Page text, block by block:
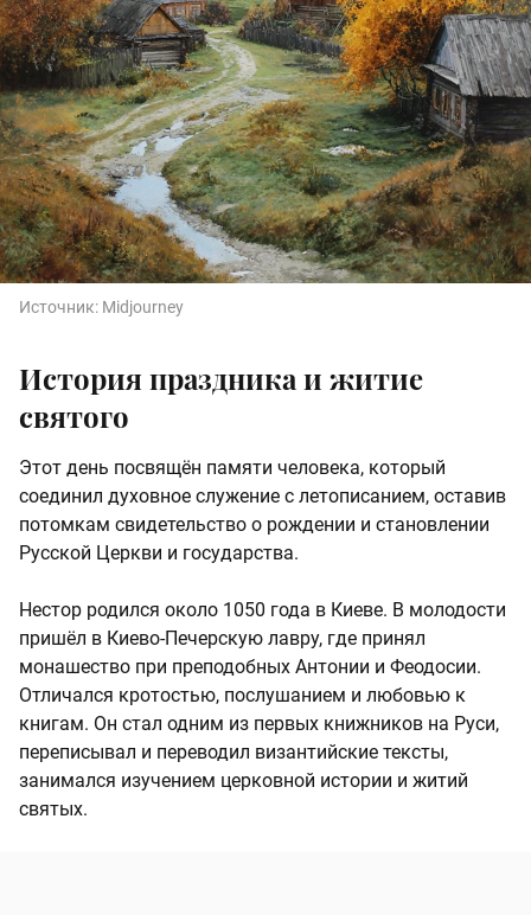
Источник: Midjourney
История праздника и житие
святого
Этот день посвящён памяти человека, который
соединил духовное служение с летописанием, оставив
потомкам свидетельство о рождении и становлении
Русской Церкви и государства.
Нестор родился около 1050 года в Киеве. В молодости
пришёл в Киево-Печерскую лавру, где принял
монашество при преподобных Антонии и Феодосии.
Отличался кротостью, послушанием и любовью к
книгам. Он стал одним из первых книжников на Руси,
переписывал и переводил византийские тексты,
занимался изучением церковной истории и житий
святых.